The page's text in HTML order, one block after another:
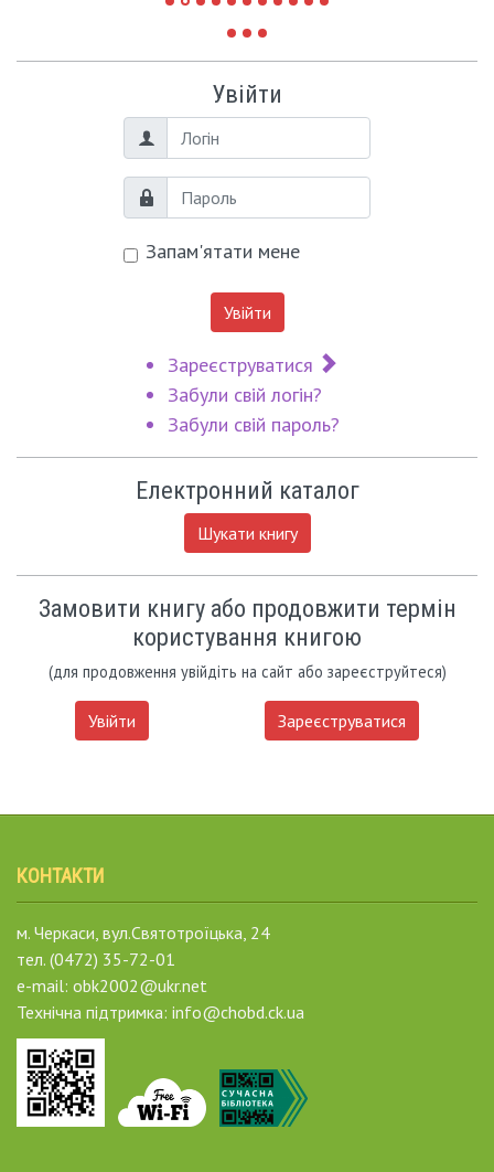
Увійти
Логін
Пароль
Запам'ятати мене
Увійти
Зареєструватися
Забули свій логін?
Забули свій пароль?
Електронний каталог
Шукати книгу
Замовити книгу або продовжити термін
користування книгою
(для продовження увійдіть на сайт або зареєструйтеся)
Увійти Зареєструватися
КОНТАКТИ
м. Черкаси, вул.Святотроїцька, 24
тел. (0472) 35-72-01
e-mail: obk2002@ukr.net
Технічна підтримка: info@chobd.ck.ua